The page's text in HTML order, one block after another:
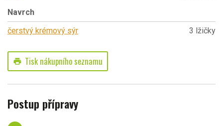
Navrch
čerstvý krémový sýr
3 lžičky
print Tisk nákupního seznamu
Postup přípravy